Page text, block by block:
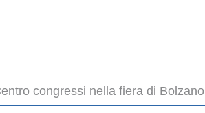
congressi nella fiera di Bolzano